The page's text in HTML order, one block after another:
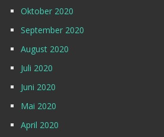
Oktober 2020
September 2020
August 2020
Juli 2020
Juni 2020
Mai 2020
April 2020